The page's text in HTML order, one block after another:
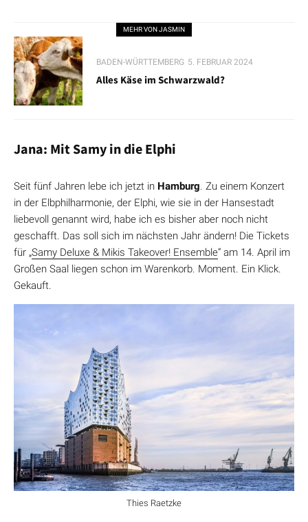
MEHR VON JASMIN
BADEN-WÜRTTEMBERG 5. FEBRUAR 2024
Alles Käse im Schwarzwald?
Jana: Mit Samy in die Elphi
Seit fünf Jahren lebe ich jetzt in Hamburg . Zu einem Konzert
in der Elbphilharmonie, der Elphi, wie sie in der Hansestadt
liebevoll genannt wird, habe ich es bisher aber noch nicht
geschafft. Das soll sich im nächsten Jahr ändern! Die Tickets
für „Samy Deluxe & Mikis Takeover! Ensemble“ am 14. April im
Großen Saal liegen schon im Warenkorb. Moment. Ein Klick.
Gekauft.
Thies Raetzke